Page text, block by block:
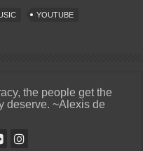
YOUTUBE
the people get the
deserve. ~Alexis de